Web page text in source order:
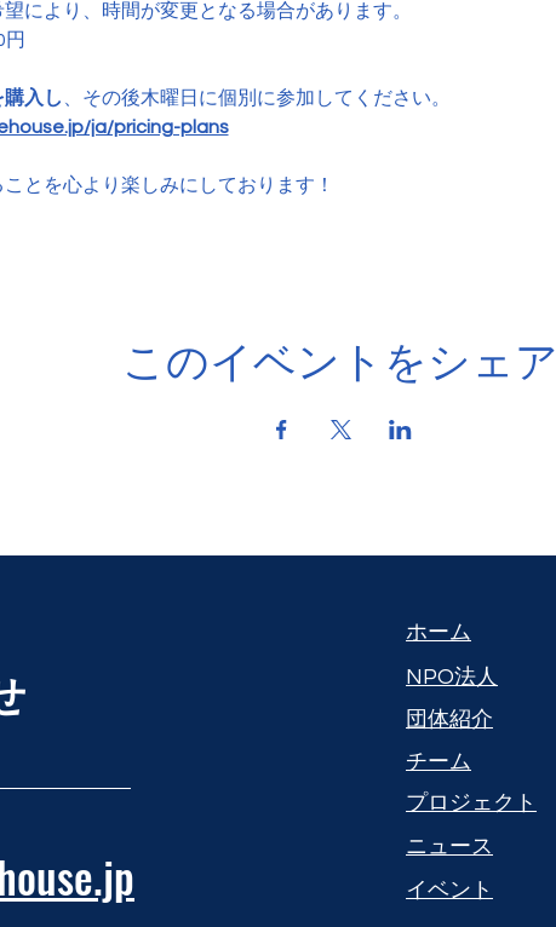
により、時間が変更となる場合があります。
入し 、その後木曜日に個別に参加してください。
ja/pricing-plans
とを心より楽しみにしております！
このイベントをシェア
​ホーム
NPO法人
団体紹介
​チーム
プロジェクト
​ニュース
​イベント